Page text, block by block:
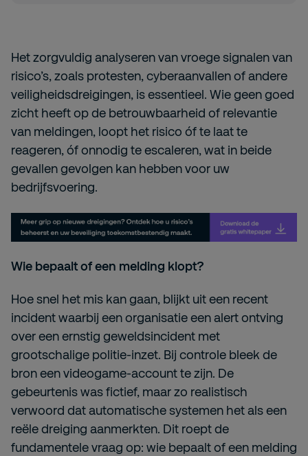
Het zorgvuldig analyseren van vroege signalen van
risico’s, zoals protesten, cyberaanvallen of andere
veiligheidsdreigingen, is essentieel. Wie geen goed
zicht heeft op de betrouwbaarheid of relevantie
van meldingen, loopt het risico óf te laat te
reageren, óf onnodig te escaleren, wat in beide
gevallen gevolgen kan hebben voor uw
bedrijfsvoering.
Wie bepaalt of een melding klopt?
Hoe snel het mis kan gaan, blijkt uit een recent
incident waarbij een organisatie een alert ontving
over een ernstig geweldsincident met
grootschalige politie-inzet. Bij controle bleek de
bron een videogame-account te zijn. De
gebeurtenis was fictief, maar zo realistisch
verwoord dat automatische systemen het als een
reële dreiging aanmerkten. Dit roept de
fundamentele vraag op: wie bepaalt of een melding